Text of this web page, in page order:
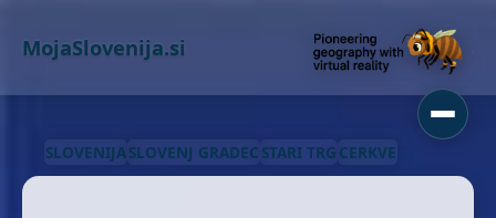
MojaSlovenija.si
SLOVENIJASLOVENJ GRADEC STARI TRG CERKVE